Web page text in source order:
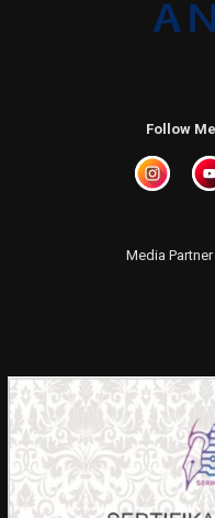
Follow
Media